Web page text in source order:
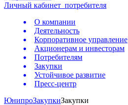
Личный кабинет потребителя
О компании
Деятельность
Корпоративное управление
Акционерам и инвесторам
Потребителям
Закупки
Устойчивое развитие
Пресс-центр
ЮнипроЗакупкиЗакупки